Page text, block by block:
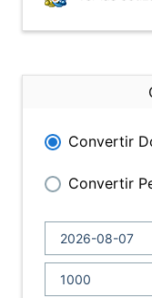
Convertir
Convertir